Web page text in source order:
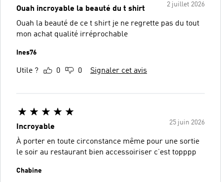
2 juillet 2026
Ouah incroyable la beauté du t shirt
Ouah la beauté de ce t shirt je ne regrette pas du tout
mon achat qualité irréprochable
Ines76
Utile ? 0 0 Signaler cet avis
25 juin 2026
Incroyable
À porter en toute circonstance même pour une sortie
le soir au restaurant bien accessoiriser c’est topppp
Chabine